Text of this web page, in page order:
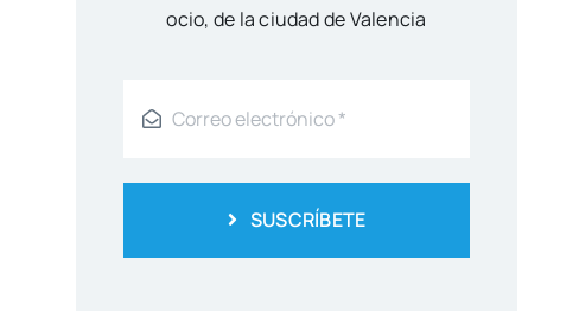
ocio, de la ciu­dad de Valen­cia
SUSCRÍBETE